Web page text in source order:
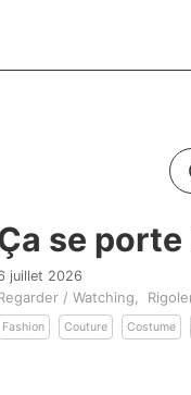
se porte
juillet 2026
/ Watching
Fashion Couture Costume